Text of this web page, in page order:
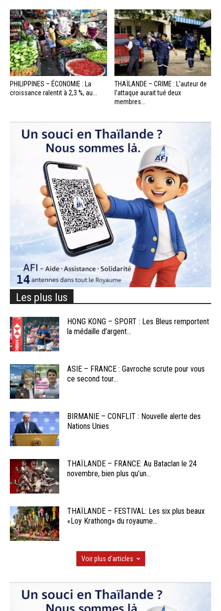
PHILIPPINES – ÉCONOMIE : La
croissance ralentit à 2,3 %, au...
THAÏLANDE – CRIME : L’auteur de
l’attaque aurait tué deux
membres...
Les plus lus
HONG KONG – SPORT : Les Bleus remportent
la médaille d’argent...
ASIE – FRANCE : Gavroche scrute pour vous
ce second tour...
BIRMANIE – CONFLIT : Nouvelle alerte des
Nations Unies
THAÏLANDE – FRANCE: Au Bataclan le 24
novembre, bien plus qu’un...
THAÏLANDE – FESTIVAL: Les six plus beaux
«Loy Krathong» du royaume...
Voir plus d'articles